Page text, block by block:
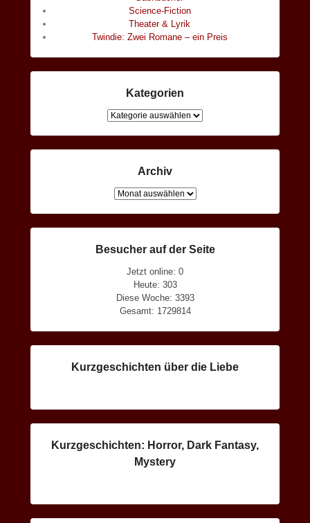
Science-Fiction
Theater & Lyrik
Twindie: Zwei Romane – ein Preis
Kategorien
Kategorien
Archiv
Archiv
Besucher auf der Seite
Jetzt online: 0
Heute: 303
Diese Woche: 3393
Gesamt: 1729814
Kurzgeschichten über die Liebe
Kurzgeschichten: Horror, Dark Fantasy,
Mystery